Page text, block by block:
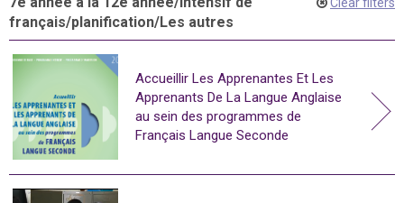
français/planification/Les autres
Accueillir Les Apprenantes Et Les
Apprenants De La Langue Anglaise
au sein des programmes de
Français Langue Seconde